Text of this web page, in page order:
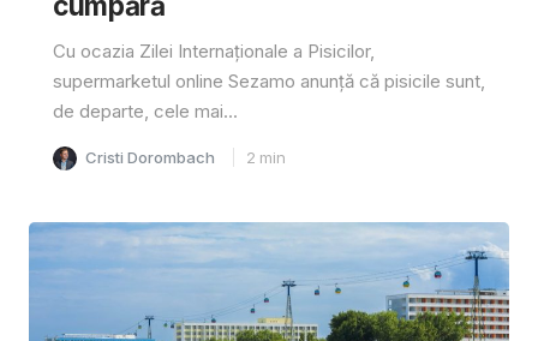
Cu ocazia Zilei Internaționale a Pisicilor,
supermarketul online Sezamo anunță că pisicile sunt,
de departe, cele mai...
Cristi Dorombach 2 min